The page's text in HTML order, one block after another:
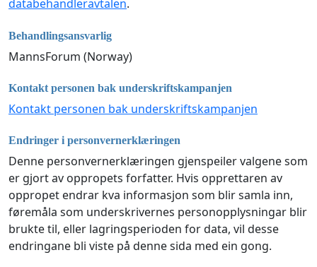
databehandleravtalen.
Behandlingsansvarlig
MannsForum (Norway)
Kontakt personen bak underskriftskampanjen
Kontakt personen bak underskriftskampanjen
Endringer i personvernerklæringen
Denne personvernerklæringen gjenspeiler valgene som
er gjort av oppropets forfatter. Hvis opprettaren av
oppropet endrar kva informasjon som blir samla inn,
føremåla som underskrivernes personopplysningar blir
brukte til, eller lagringsperioden for data, vil desse
endringane bli viste på denne sida med ein gong.